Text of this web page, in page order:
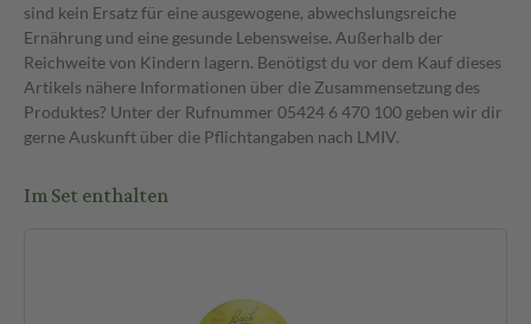
sind kein Ersatz für eine ausgewogene, abwechslungsreiche
Ernährung und eine gesunde Lebensweise. Außerhalb der
Reichweite von Kindern lagern. Benötigst du vor dem Kauf dieses
Artikels nähere Informationen über die Zusammensetzung des
Produktes? Unter der Rufnummer 05424 6 470 100 geben wir dir
gerne Auskunft über die Pflichtangaben nach LMIV.
Im Set enthalten